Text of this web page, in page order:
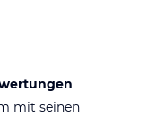
mit seinen